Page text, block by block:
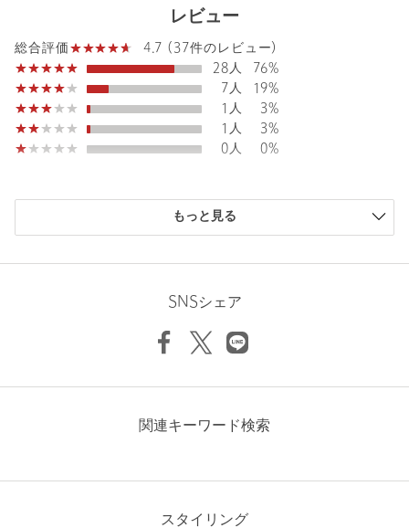
■コーディネート
テーパードシルエットのパンツはもちろん、ワイドパンツやタッ
クパンツなど様々なボトムスと好相性。
スピンドルを絞ってコンパクトにしていただくとすっきりした印
象で着用いただけます。
同素材のハーフパンツとセットアップでの着用もおすすめです。
パンツ 対象品番：15141995431
パンツ（ホワイト）対象品番：15141995432
ベスト 対象品番：15221995432
オールインワン 対象品番：15261995431
ハーフパンツ 対象品番：15191995431
ノースリーブブラウス 対象品番：15161995432
============================
伸縮：なし
機能性：吸水速乾、UVカット、本体のみリサイクルポリエステル
レビュー
総合評価
4.7 (37件のレビュー)
28人
76%
7人
19%
1人
3%
1人
3%
0人
0%
購入商品のサイズ感
もっと見る
SNSシェア
関連キーワード検索
スタイリング